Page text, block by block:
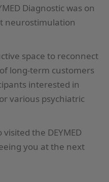
Diagnostic was on
neurostimulation
space to reconnect
long-term customers
interested in
various psychiatric
the DEYMED
you at the next